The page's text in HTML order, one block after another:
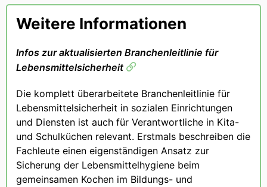
Weitere Informationen
Infos zur aktualisierten Branchenleitlinie für
Lebensmittelsicherheit
Die komplett überarbeitete Branchenleitlinie für
Lebensmittelsicherheit in sozialen Einrichtungen
und Diensten ist auch für Verantwortliche in Kita-
und Schulküchen relevant. Erstmals beschreiben die
Fachleute einen eigenständigen Ansatz zur
Sicherung der Lebensmittelhygiene beim
gemeinsamen Kochen im Bildungs- und